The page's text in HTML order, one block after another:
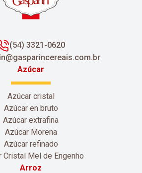
(54) 3321-0620
Azúcar
Azúcar cristal
Azúcar en bruto
Azúcar extrafina
Azúcar Morena
Azúcar refinado
Cristal Mel de Engenho
Arroz